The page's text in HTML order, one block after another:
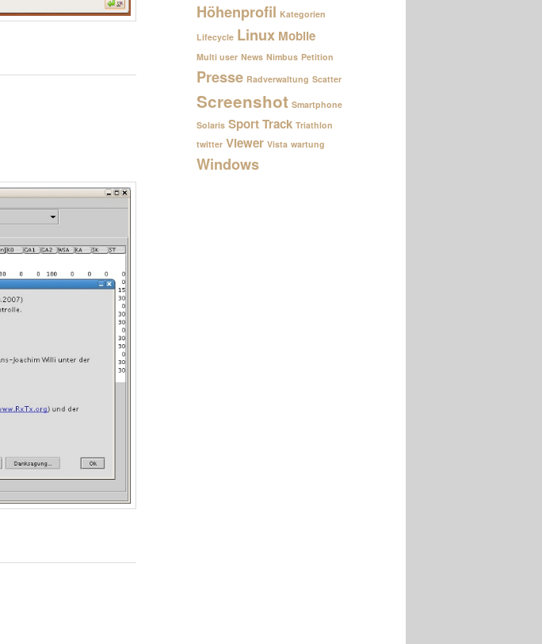
Höhenprofil Kategorien
Lifecycle Linux Mobile
Multi user News Nimbus Petition
Presse Radverwaltung Scatter
Screenshot Smartphone
Solaris SportTrack Triathlon
twitter Viewer Vista wartung
Windows